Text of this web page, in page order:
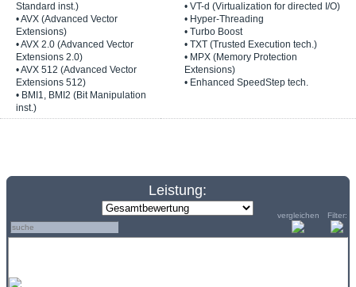
Standard inst.)
• AVX (Advanced Vector
Extensions)
• AVX 2.0 (Advanced Vector
Extensions 2.0)
• AVX 512 (Advanced Vector
Extensions 512)
• BMI1, BMI2 (Bit Manipulation
inst.)
• VT-d (Virtualization for directed I/O)
• Hyper-Threading
• Turbo Boost
• TXT (Trusted Execution tech.)
• MPX (Memory Protection
Extensions)
• Enhanced SpeedStep tech.
Leistung:
vergleichen Filter: